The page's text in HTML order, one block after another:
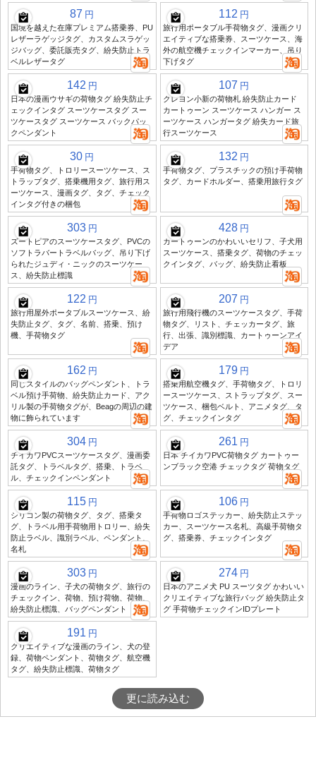
87 円
国境を越えた在庫プレミアム搭乗券、PU
レザーラゲッジタグ、カスタムスラゲッ
ジバッグ、委託販売タグ、紛失防止トラ
ベルレザータグ
112 円
旅行用ポータブル手荷物タグ、漫画クリ
エイティブな搭乗券、スーツケース、海
外の航空機チェックインマーカー、吊り
下げタグ
142 円
日本の漫画ウサギの荷物タグ 紛失防止チ
ェックインタグ スーツケースタグ スー
ツケースタグ スーツケース バックパッ
クペンダント
107 円
クレヨン小新の荷物札 紛失防止カード
カートゥーン スーツケース ハンガー ス
ーツケース ハンガータグ 紛失カード旅
行スーツケース
30 円
手荷物タグ、トロリースーツケース、ス
トラップタグ、搭乗機用タグ、旅行用ス
ーツケース、漫画タグ、タグ、チェック
インタグ付きの梱包
132 円
手荷物タグ、プラスチックの預け手荷物
タグ、カードホルダー、搭乗用旅行タグ
303 円
ズートピアのスーツケースタグ、PVCの
ソフトラバートラベルバッグ、吊り下げ
られたジュディ・ニックのスーツケー
ス、紛失防止標識
428 円
カートゥーンのかわいいセリフ、子犬用
スーツケース、搭乗タグ、荷物のチェッ
クインタグ、バッグ、紛失防止看板
122 円
旅行用屋外ポータブルスーツケース、紛
失防止タグ、タグ、名前、搭乗、預け
機、手荷物タグ
207 円
旅行用飛行機のスーツケースタグ、手荷
物タグ、リスト、チェッカータグ、旅
行、出張、識別標識、カートゥーンアイ
デア
162 円
同じスタイルのバッグペンダント、トラ
ベル預け手荷物、紛失防止カード、アク
リル製の手荷物タグが、Beagの周辺の建
物に飾られています
179 円
搭乗用航空機タグ、手荷物タグ、トロリ
ースーツケース、ストラップタグ、スー
ツケース、梱包ベルト、アニメタグ、タ
グ、チェックインタグ
304 円
チイカワPVCスーツケースタグ、漫画委
託タグ、トラベルタグ、搭乗、トラベ
ル、チェックインペンダント
261 円
日本 チイカワPVC荷物タグ カートゥー
ンブラック空港 チェックタグ 荷物タグ
115 円
シリコン製の荷物タグ、タグ、搭乗タ
グ、トラベル用手荷物用トロリー、紛失
防止ラベル、識別ラベル、ペンダント、
名札
106 円
手荷物ロゴステッカー、紛失防止ステッ
カー、スーツケース名札、高級手荷物タ
グ、搭乗券、チェックインタグ
303 円
漫画のライン、子犬の荷物タグ、旅行の
チェックイン、荷物、預け荷物、荷物、
紛失防止標識、バッグペンダント
274 円
日本のアニメ犬 PU スーツタグ かわいい
クリエイティブな旅行バッグ 紛失防止タ
グ 手荷物チェックインIDプレート
191 円
クリエイティブな漫画のライン、犬の登
録、荷物ペンダント、荷物タグ、航空機
タグ、紛失防止標識、荷物タグ
更に読み込む